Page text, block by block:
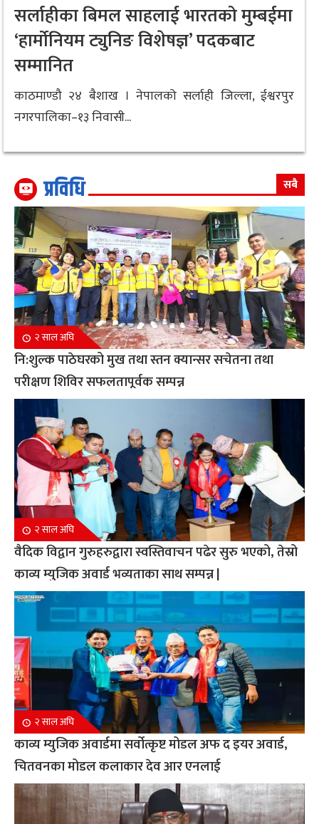
सर्लाहीका बिमल साहलाई भारतको मुम्बईमा
‘हार्मोनियम ट्युनिङ विशेषज्ञ’ पदकबाट
सम्मानित
काठमाण्डौ २४ बैशाख । नेपालको सर्लाही जिल्ला, ईश्वरपुर
नगरपालिका–१३ निवासी...
प्रविधि सबै
२ साल अघि
नि:शुल्क पाठेघरको मुख तथा स्तन क्यान्सर सचेतना तथा
परीक्षण शिविर सफलतापूर्वक सम्पन्न
२ साल अघि
वैदिक विद्वान गुरुहरुद्वारा स्वस्तिवाचन पढेर सुरु भएको, तेस्रो
काव्य म्युजिक अवार्ड भव्यताका साथ सम्पन्न |
२ साल अघि
काव्य म्युजिक अवार्डमा सर्वोत्कृष्ट मोडल अफ द इयर अवार्ड,
चितवनका मोडल कलाकार देव आर एनलाई